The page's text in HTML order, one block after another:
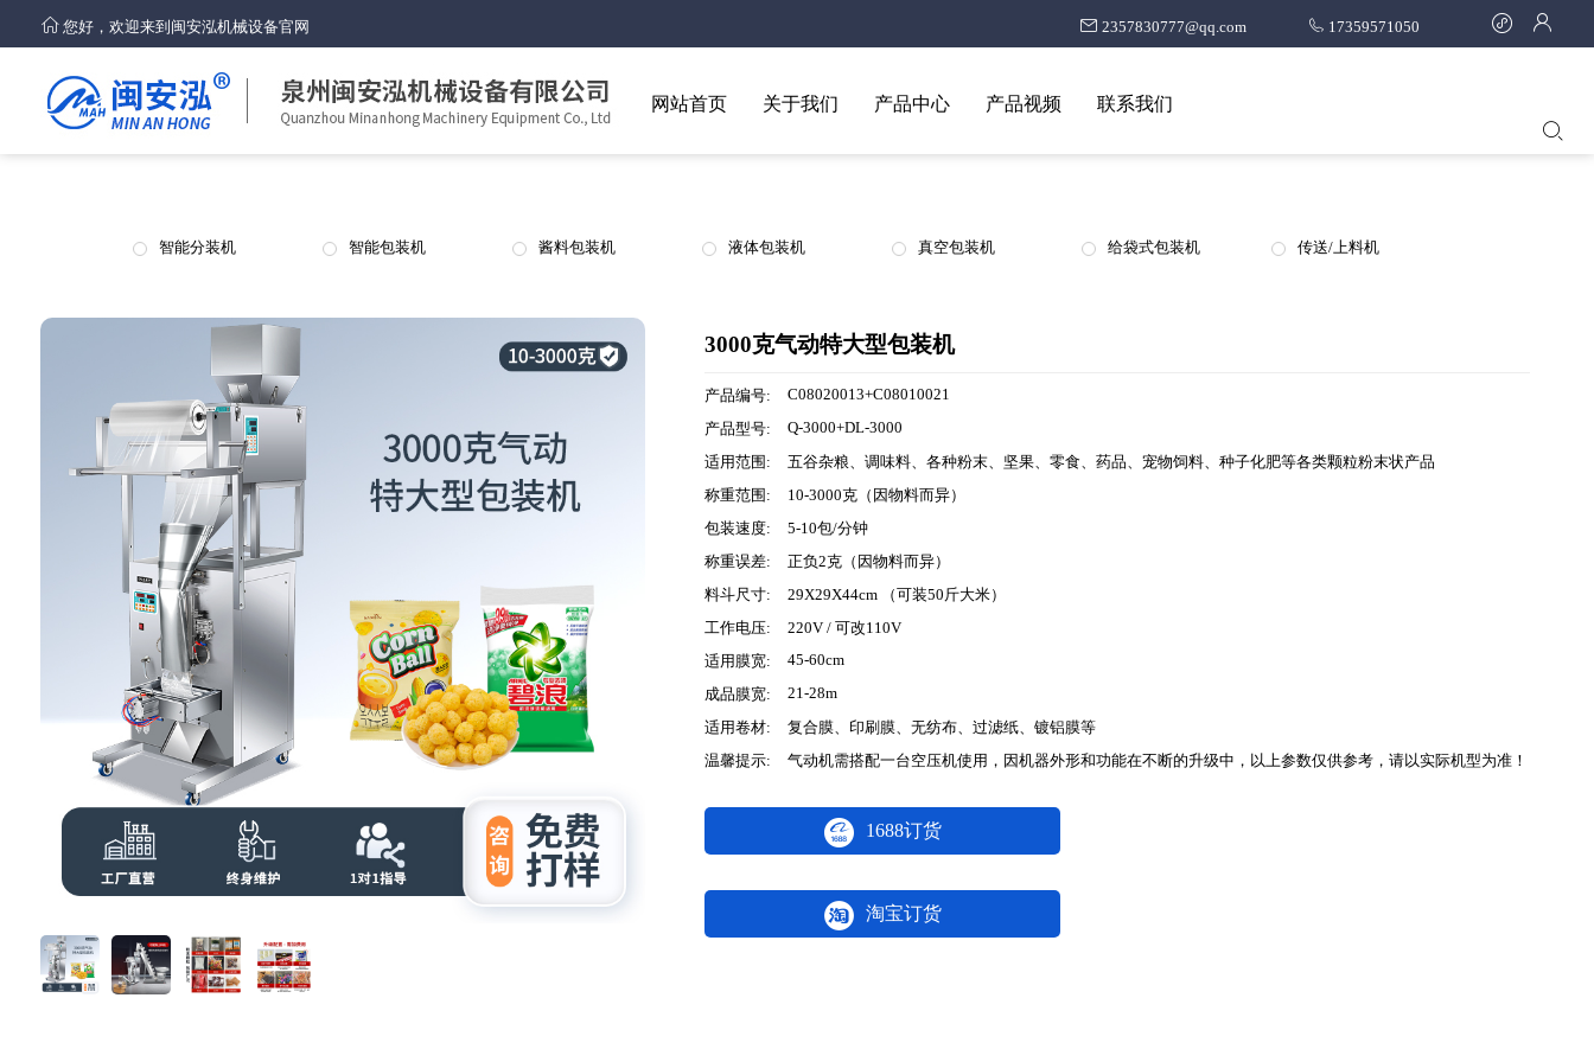
您好，欢迎来到闽安泓机械设备官网 2357830777@qq.com 17359571050
网站首页 关于我们 产品中心 产品视频 联系我们
智能分装机 智能包装机 酱料包装机 液体包装机 真空包装机 给袋式包装机 传送/上料机
3000克气动特大型包装机
产品编号:
C08020013+C08010021
产品型号:
Q-3000+DL-3000
适用范围:
五谷杂粮、调味料、各种粉末、坚果、零食、药品、宠物饲料、种子化肥等各类颗粒粉末状产品
称重范围:
10-3000克（因物料而异）
包装速度:
5-10包/分钟
称重误差:
正负2克（因物料而异）
料斗尺寸:
29X29X44cm （可装50斤大米）
工作电压:
220V / 可改110V
适用膜宽:
45-60cm
成品膜宽:
21-28m
适用卷材:
复合膜、印刷膜、无纺布、过滤纸、镀铝膜等
温馨提示:
气动机需搭配一台空压机使用，因机器外形和功能在不断的升级中，以上参数仅供参考，请以实际机型为准！
1688订货
淘宝订货